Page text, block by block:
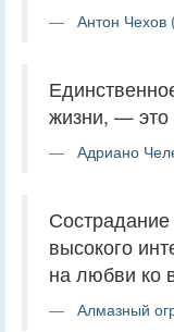
Антон Чехов
жизни, —
Адриано
высокого
на любви ко
Алмазный